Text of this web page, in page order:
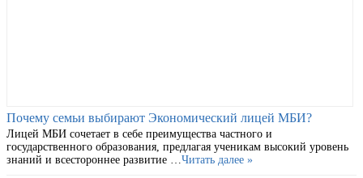
Почему семьи выбирают Экономический лицей МБИ?
Лицей МБИ сочетает в себе преимущества частного и
государственного образования, предлагая ученикам высокий уровень
знаний и всестороннее развитие … Читать далее »